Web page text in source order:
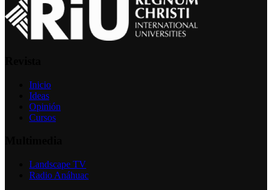
Inicio
Ideas
Opinión
Cursos
Landscape TV
Radio Anáhuac